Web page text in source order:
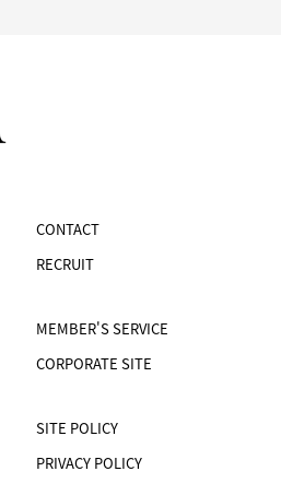
CONTACT
RECRUIT
MEMBER'S SERVICE
CORPORATE SITE
SITE POLICY
PRIVACY POLICY